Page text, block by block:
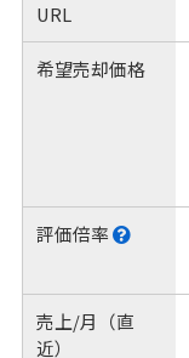
URL
希望売却価格
評価倍率
売上/月（直
近）